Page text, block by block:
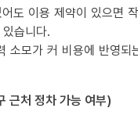
도 이용 제약이 있으면
습니다.
소모가 커 비용에 반영되
근처 정차 가능 여부)